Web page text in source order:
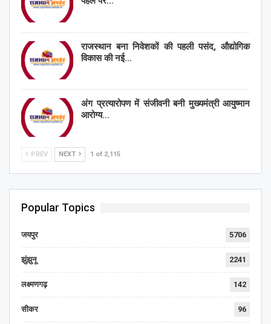
राजस्थान बना निवेशकों की पहली पसंद, औद्योगिक
विकास की नई…
अंग प्रत्यारोपण में संजीवनी बनी मुख्यमंत्री आयुष्मान
आरोग्य…
PREV NEXT 1 of 2,115
Popular Topics
जयपुर 5706
झुंझुनू 2241
लक्ष्मणगढ़ 142
सीकर 96